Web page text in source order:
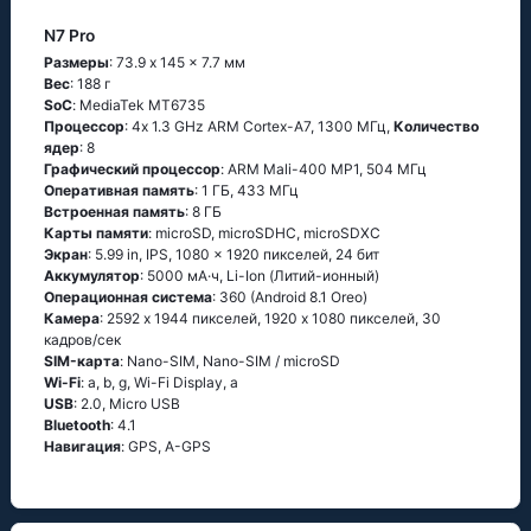
N7 Pro
Размеры: 73.9 x 145 x 7.7 мм
Вес: 188 г
SoC: МеdiаТеk МТ6735
Процессор: 4х 1.3 GНz АRМ Соrtех-А7, 1300 МГц, Количество
ядер: 8
Графический процессор: ARM Mali-400 MP1, 504 МГц
Оперативная память: 1 ГБ, 433 МГц
Встроенная память: 8 ГБ
Карты памяти: microSD, microSDHC, microSDXC
Экран: 5.99 in, IPS, 1080 x 1920 пикселей, 24 бит
Аккумулятор: 5000 мА·ч, Li-Ion (Литий-ионный)
Oперационная система: 360 (Аndrоid 8.1 Оrео)
Камера: 2592 x 1944 пикселей, 1920 x 1080 пикселей, 30
кадров/сек
SIM-карта: Nano-SIM, Nano-SIM / microSD
Wi-Fi: а, b, g, Wi-Fi Disрlаy, а
USB: 2.0, Micro USB
Bluetooth: 4.1
Навигация: GРS, А-GРS